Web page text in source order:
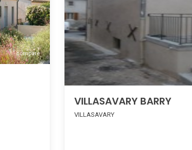
compare
VILLASAVARY BARRY
VILLASAVARY